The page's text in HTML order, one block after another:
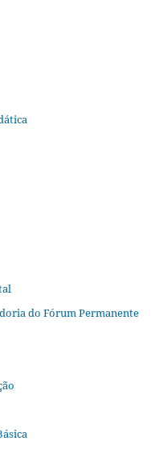
do Fórum Permanente